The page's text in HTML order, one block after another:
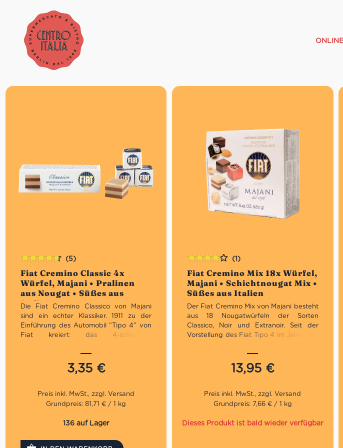
Fiat Cremino Classic 4x
Würfel, Majani • Pralinen
aus Nougat • Süßes aus
Italien
(5)
Die Fiat Cremino Classico von Majani
sind ein echter Klassiker. 1911 zu der
Einführung des Automobil “Tipo 4” von
Fiat kreiert: das 4-schichtige
Haselnuss- und Mandelnougat als 4
Stück-Packung. Ein besonderes Produkt,
das der positiven Meinung historischer
Cremino ist seit über 100 Jahren ein
großartiger Klassiker in der
heute, den Kunden von heute bei jedem
gewährleisten, das es auch schon früher
3,35 €
Bewertet
mit 4.60
von 5
Grundpreis: 81,71 € / 1 kg
136 auf Lager
Fiat Cremino Mix 18x Würfel,
Majani • Schichtnougat Mix •
Süßes aus Italien
(1)
Der Fiat Cremino Mix von Majani besteht
aus 18 Nougatwürfeln der Sorten
Classico, Noir und Extranoir. Seit der
Vorstellung des Fiat Tipo 4 im Jahre 1911
Lieblingspralinen. Es ist der ideale Mix
für eine kleine Aufmerksamkeit. „Majani“
ist Italiens ältester Chocolatier. Das
norditalienischen Stadt Bologna stammt,
produziert heute an zwei nur ein paar
Verwendet werden ganz verschiedene
13,95 €
Bewertet
mit4.00
von 5
Grundpreis: 7,66 € / 1 kg
Dieses Produkt ist bald wieder verfügbar